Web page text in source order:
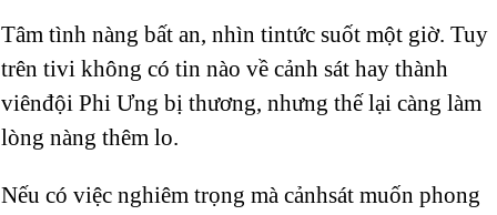
Tâm tình nàng bất an, nhìn tintức suốt một giờ. Tuy
trên tivi không có tin nào về cảnh sát hay thành
viênđội Phi Ưng bị thương, nhưng thế lại càng làm
lòng nàng thêm lo.
Nếu có việc nghiêm trọng mà cảnhsát muốn phong